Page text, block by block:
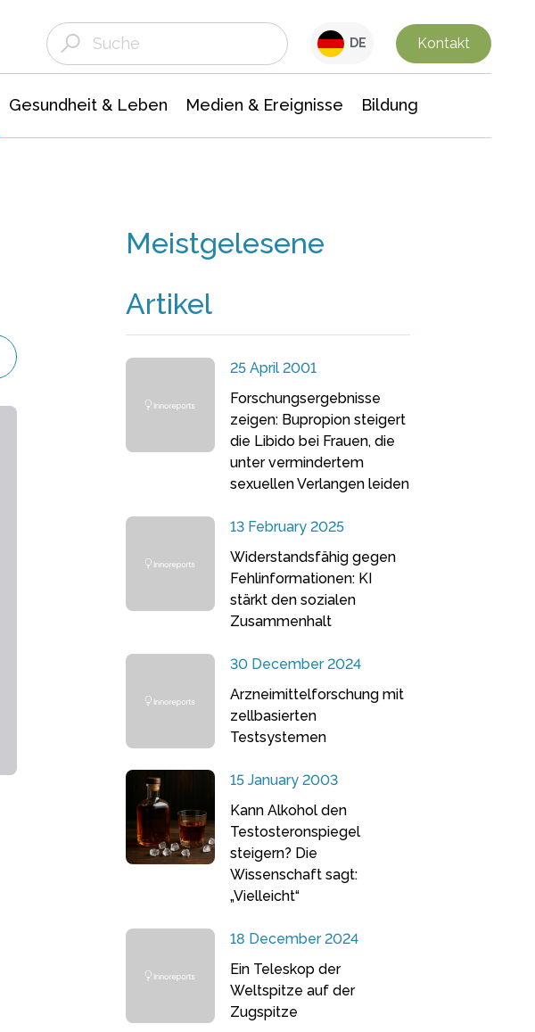
DE Kontakt
Gesundheit & Leben Medien & Ereignisse Bildung
Meistgelesene
Artikel
25 April 2001
Forschungsergebnisse
zeigen: Bupropion steigert
die Libido bei Frauen, die
unter vermindertem
sexuellen Verlangen leiden
13 February 2025
Widerstandsfähig gegen
Fehlinformationen: KI
stärkt den sozialen
Zusammenhalt
30 December 2024
Arzneimittelforschung mit
zellbasierten
Testsystemen
15 January 2003
Kann Alkohol den
Testosteronspiegel
steigern? Die
Wissenschaft sagt:
„Vielleicht“
18 December 2024
Ein Teleskop der
Weltspitze auf der
Zugspitze